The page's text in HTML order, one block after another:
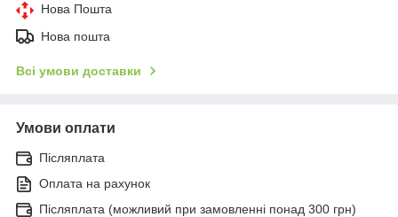
Нова Пошта
Нова пошта
Всі умови доставки
Умови оплати
Післяплата
Оплата на рахунок
Післяплата (можливий при замовленні понад 300 грн)